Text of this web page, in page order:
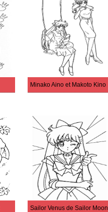
Minako Aino et Makoto Kino
Sailor Venus de Sailor Moon